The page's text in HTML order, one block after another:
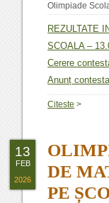
Olimpiade
REZULTATE
SCOALA –
Cerere
Anunț
Citeste >
DE
PE
13
FEB
2026